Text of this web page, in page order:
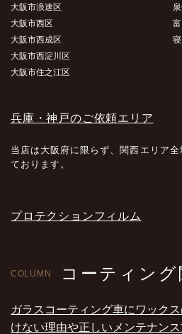
大阪市浪速区
大阪市西区
大阪市西成区
大阪市西淀川区
大阪市住之江区
兵庫・神戸のご依頼エリア
当店は大阪府に限らず、関西エリア
ております。
プロテクションフィルム
COLUMN コーティング
ガラスコーティング車にワック
けない理由や正しいメンテナン